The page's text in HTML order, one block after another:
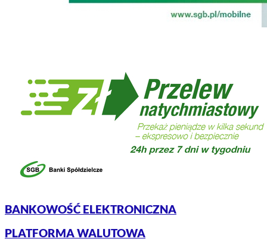
BANKOWOŚĆ ELEKTRONICZNA
PLATFORMA WALUTOWA